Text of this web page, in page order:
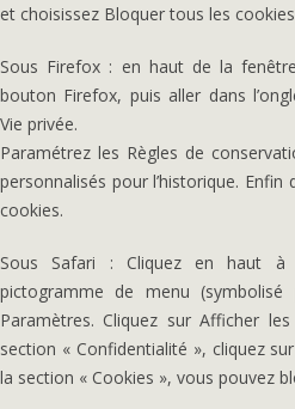
et choisissez Bloquer tous les
Sous Firefox : en haut de la
bouton Firefox, puis aller dans
Vie privée.
Paramétrez les Règles de
personnalisés pour l’historique.
cookies.
Sous Safari : Cliquez en haut
pictogramme de menu
Paramètres. Cliquez sur Afficher
section « Confidentialité », cliquez
la section « Cookies », vous pouvez